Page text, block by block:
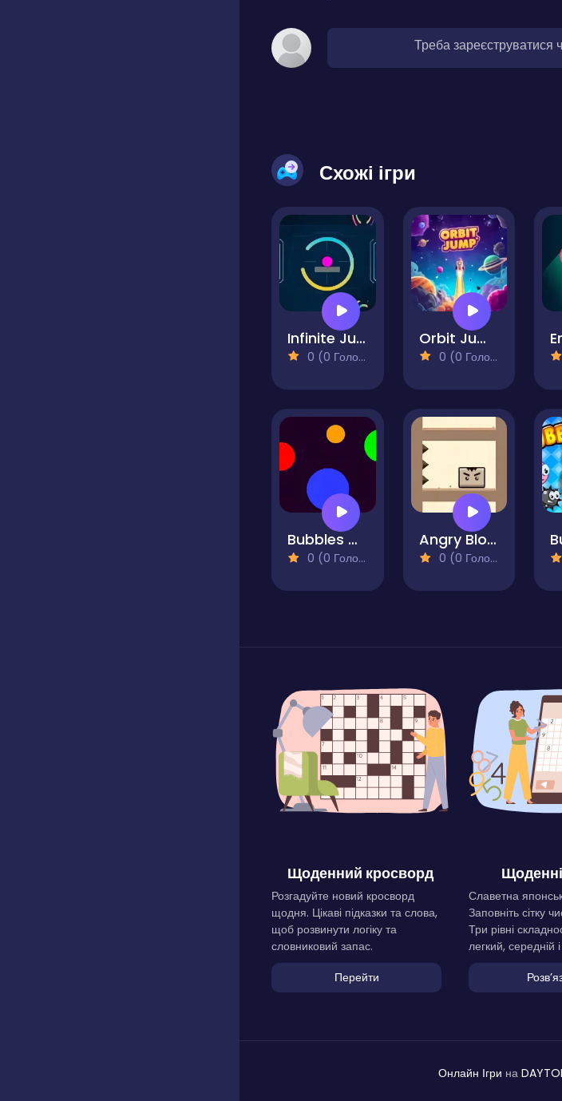
Треба зареєструватися
Схожі ігри
Infinite Jumper
0 (0 Голосів)
Orbit Jump
0 (0 Голосів)
Bubbles Clicker
0 (0 Голосів)
Angry Block
0 (0 Голосів)
Щоденний кросворд
Розгадуйте новий кросворд
щодня. Цікаві підказки та слова,
щоб розвинути логіку та
словниковий запас.
Перейти
Славетна
Заповніть сітку
Три рівні
легкий, середній
Онлайн Ігри на